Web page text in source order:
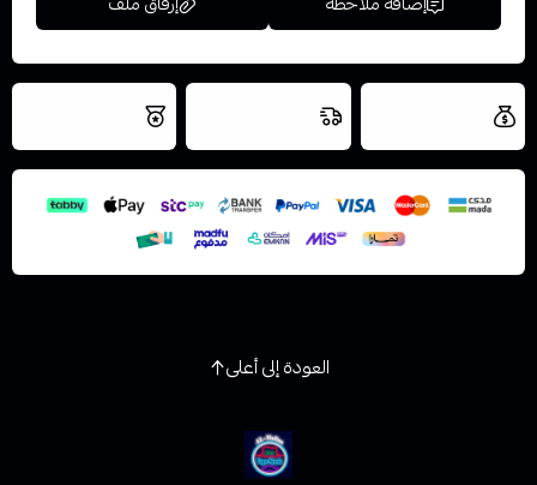
اسحب و افلت الملف هنا
استعراض
نتميز بلجودة
العودة إلى أعلى